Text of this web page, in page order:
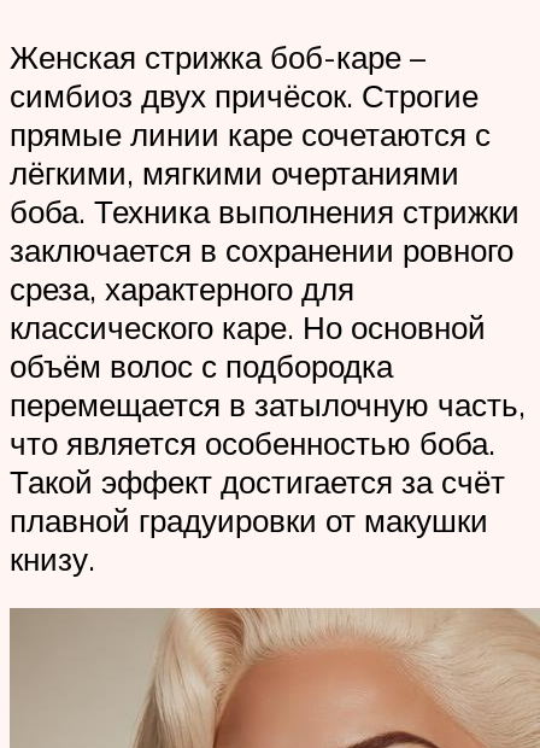
Женская стрижка боб-каре –
симбиоз двух причёсок. Строгие
прямые линии каре сочетаются с
лёгкими, мягкими очертаниями
боба. Техника выполнения стрижки
заключается в сохранении ровного
среза, характерного для
классического каре. Но основной
объём волос с подбородка
перемещается в затылочную часть,
что является особенностью боба.
Такой эффект достигается за счёт
плавной градуировки от макушки
книзу.